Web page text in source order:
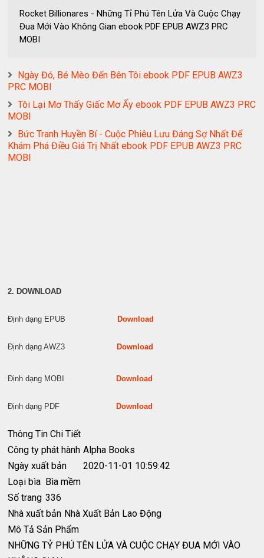
Rocket Billionares - Những Tỉ Phú Tên Lửa Và Cuộc Chạy
Đua Mới Vào Không Gian ebook PDF EPUB AWZ3 PRC
MOBI
Ngày Đó, Bé Mèo Đến Bên Tôi ebook PDF EPUB AWZ3
PRC MOBI
Tôi Lại Mơ Thấy Giấc Mơ Ấy ebook PDF EPUB AWZ3 PRC
MOBI
Bức Tranh Huyền Bí - Cuộc Phiêu Lưu Đáng Sợ Nhất Để
Khám Phá Điều Giá Trị Nhất ebook PDF EPUB AWZ3 PRC
MOBI
2. DOWNLOAD
Định dạng EPUB Download
Định dạng AWZ3 Download
Định dạng MOBI Download
Định dạng PDF Download
Thông Tin Chi Tiết
Công ty phát hành Alpha Books
Ngày xuất bản
2020-11-01 10:59:42
Loại bìa Bìa mềm
Số trang 336
Nhà xuất bản Nhà Xuất Bản Lao Động
Mô Tả Sản Phẩm
NHỮNG TỶ PHÚ TÊN LỬA VÀ CUỘC CHẠY ĐUA MỚI VÀO